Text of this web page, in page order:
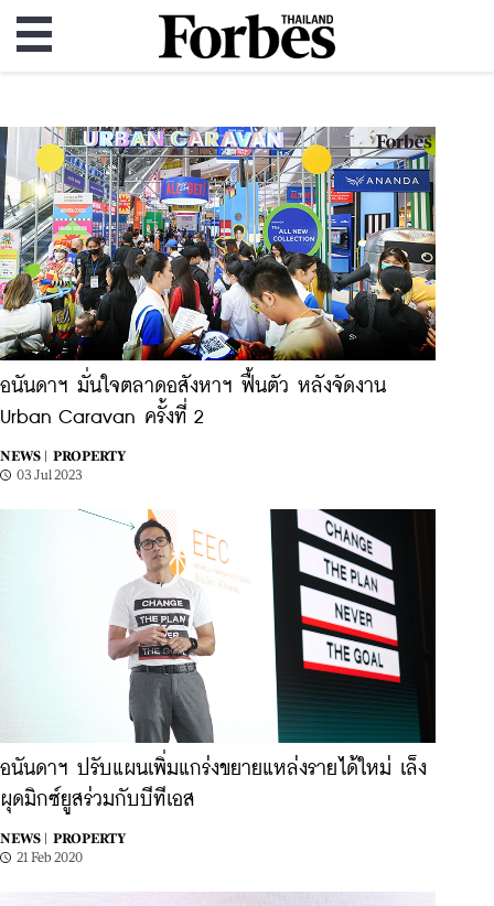
อนันดาฯ มั่นใจตลาดอสังหาฯ ฟื้นตัว หลังจัดงาน
Urban Caravan ครั้งที่ 2
NEWS |
PROPERTY
03 Jul 2023
อนันดาฯ ปรับแผนเพิ่มแกร่งขยายแหล่งรายได้ใหม่ เล็ง
ผุดมิกซ์ยูสร่วมกับบีทีเอส
NEWS |
PROPERTY
21 Feb 2020